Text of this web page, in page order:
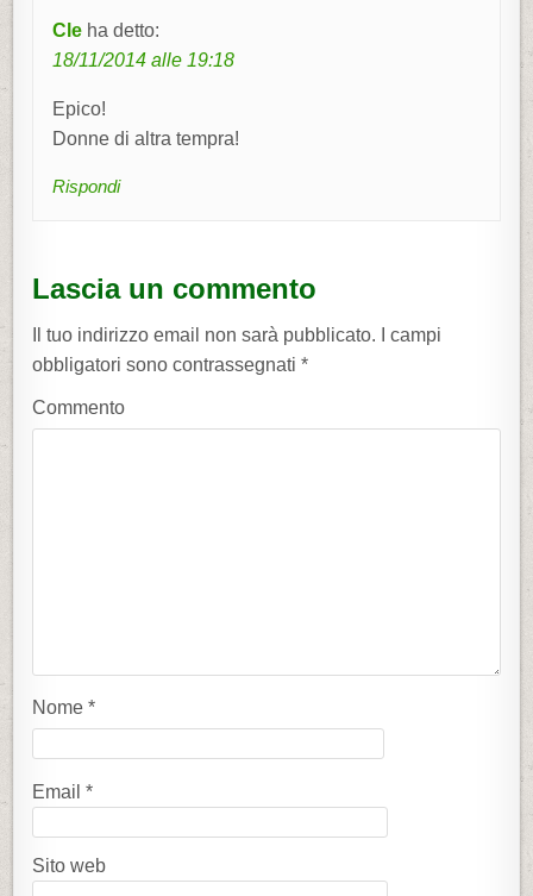
Cle ha detto:
18/11/2014 alle 19:18
Epico!
Donne di altra tempra!
Rispondi
Lascia un commento
Il tuo indirizzo email non sarà pubblicato. I campi
obbligatori sono contrassegnati*
Commento
Nome*
Email*
Sito web